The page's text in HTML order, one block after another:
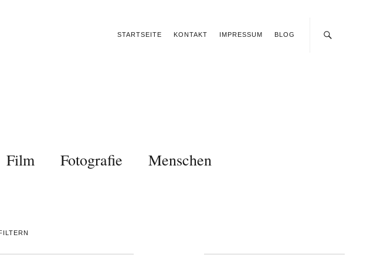
STARTSEITE KONTAKT IMPRESSUM BLOG
Film Fotografie Menschen